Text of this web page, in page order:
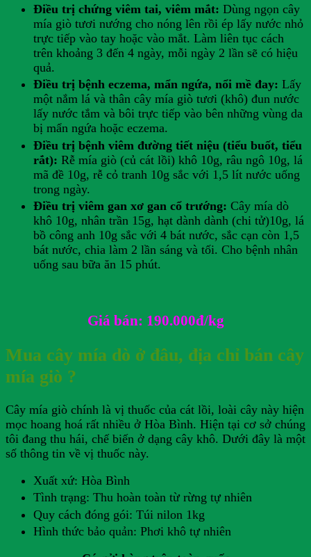
Điều trị chứng viêm tai, viêm mắt: Dùng ngọn cây
mía giò tươi nướng cho nóng lên rồi ép lấy nước nhỏ
trực tiếp vào tay hoặc vào mắt. Làm liên tục cách
trên khoảng 3 đến 4 ngày, mỗi ngày 2 lần sẽ có hiệu
quả.
Điều trị bệnh eczema, mẩn ngứa, nổi mề đay: Lấy
một nắm lá và thân cây mía giò tươi (khô) đun nước
lấy nước tắm và bôi trực tiếp vào bên những vùng da
bị mẩn ngứa hoặc eczema.
Điều trị bệnh viêm đường tiết niệu (tiểu buốt, tiểu
rắt): Rễ mía giò (củ cát lồi) khô 10g, râu ngô 10g, lá
mã đề 10g, rễ cỏ tranh 10g sắc với 1,5 lít nước uống
trong ngày.
Điều trị viêm gan xơ gan cổ trướng: Cây mía dò
khô 10g, nhân trần 15g, hạt dành dành (chi tử)10g, lá
bồ công anh 10g sắc với 4 bát nước, sắc cạn còn 1,5
bát nước, chia làm 2 lần sáng và tối. Cho bệnh nhân
uống sau bữa ăn 15 phút.
Giá bán: 190.000đ/kg
Mua cây mía dò ở đâu, địa chỉ bán cây
mía giò ?
Cây mía giò chính là vị thuốc của cát lồi, loài cây này hiện
mọc hoang hoá rất nhiều ở Hòa Bình. Hiện tại cơ sở chúng
tôi đang thu hái, chế biến ở dạng cây khô. Dưới đây là một
số thông tin về vị thuốc này.
Xuất xứ: Hòa Bình
Tình trạng: Thu hoàn toàn từ rừng tự nhiên
Quy cách đóng gói: Túi nilon 1kg
Hình thức bảo quản: Phơi khô tự nhiên